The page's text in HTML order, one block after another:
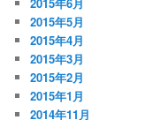
2015年5月
2015年4月
2015年3月
2015年2月
2015年1月
2014年11月